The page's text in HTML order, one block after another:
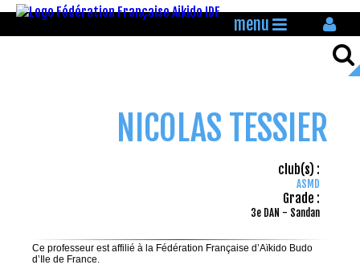
menu
NICOLAS TESSIER
club(s) :
ASMD
Grade :
3e DAN - Sandan
Ce professeur est affilié à la Fédération Française d’Aïkido Budo
d’Ile de France.